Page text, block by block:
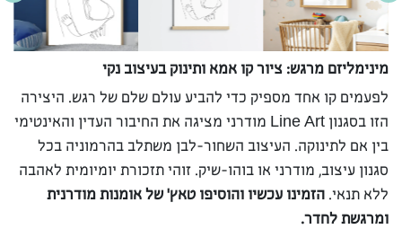
מינימליזם מרגש: ציור קו אמא ותינוק בעיצוב נקי
לפעמים קו אחד מספיק כדי להביע עולם שלם של רגש. היצירה
הזו בסגנון Line Art מודרני מציגה את החיבור העדין והאינטימי
בין אם לתינוקה. העיצוב השחור-לבן משתלב בהרמוניה בכל
סגנון עיצוב, מודרני או בוהו-שיק. זוהי תזכורת יומיומית לאהבה
ללא תנאי. הזמינו עכשיו והוסיפו טאץ’ של אומנות מודרנית
ומרגשת לחדר.